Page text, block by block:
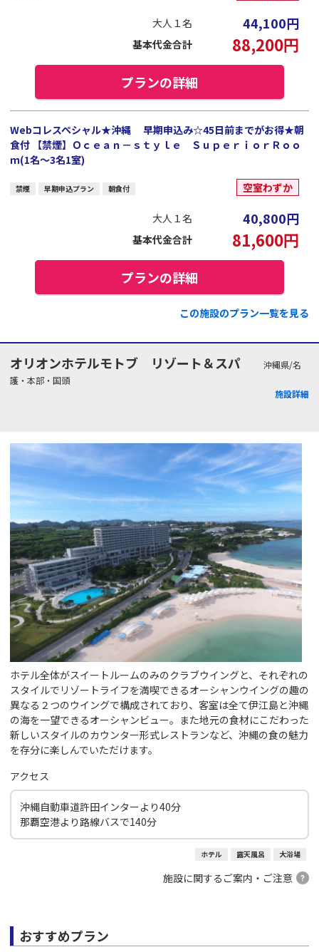
大人１名 44,100円
基本代金合計 88,200円
プランの詳細
Webコレスペシャル★沖縄 早期申込み☆45日前までがお得★朝
食付 【禁煙】Ｏｃｅａｎ－ｓｔｙｌｅ ＳｕｐｅｒｉｏｒＲｏｏ
ｍ(1名～3名1室)
禁煙 早期申込プラン 朝食付 空室わずか
大人１名 40,800円
基本代金合計 81,600円
プランの詳細
この施設のプラン一覧を見る
オリオンホテルモトブ リゾート＆スパ
沖縄県/名
護・本部・国頭
施設詳細
ホテル全体がスイートルームのみのクラブウイングと、それぞれの
スタイルでリゾートライフを満喫できるオーシャンウイングの趣の
異なる２つのウイングで構成されており、客室は全て伊江島と沖縄
の海を一望できるオーシャンビュー。また地元の食材にこだわった
新しいスタイルのカウンター形式レストランなど、沖縄の食の魅力
を存分に楽しんでいただけます。
アクセス
沖縄自動車道許田インターより40分
那覇空港より路線バスで140分
ホテル 露天風呂 大浴場
施設に関するご案内・ご注意
おすすめプラン